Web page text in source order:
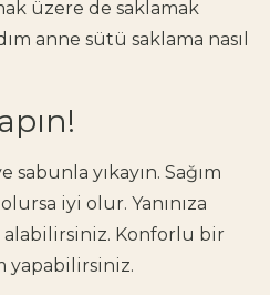
üzere de saklamak
anne sütü saklama nasıl
yıkayın. Sağım
iyi olur. Yanınıza
Konforlu bir
yapabilirsiniz.